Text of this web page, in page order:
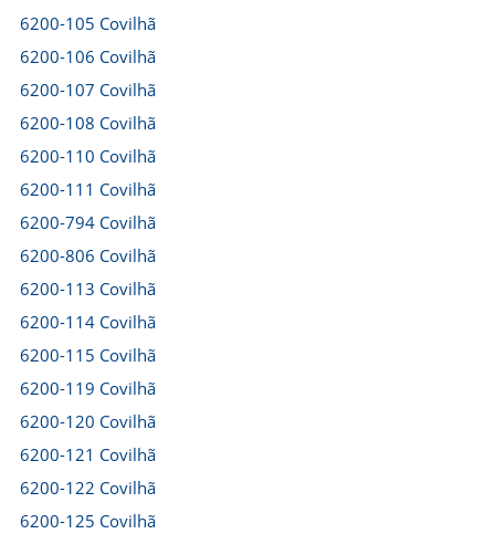
6200-105 Covilhã
6200-106 Covilhã
6200-107 Covilhã
6200-108 Covilhã
6200-110 Covilhã
6200-111 Covilhã
6200-794 Covilhã
6200-806 Covilhã
6200-113 Covilhã
6200-114 Covilhã
6200-115 Covilhã
6200-119 Covilhã
6200-120 Covilhã
6200-121 Covilhã
6200-122 Covilhã
6200-125 Covilhã